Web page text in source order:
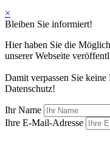
×
Bleiben Sie informiert!
Hier haben Sie die
unserer Webseite
Damit verpassen Sie
Datenschutz!
Ihr Name
Ihre E-Mail-Adresse